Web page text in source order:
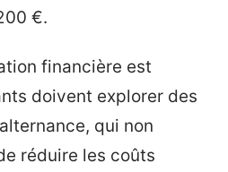
€.
financière est
doivent explorer des
qui non
réduire les coûts